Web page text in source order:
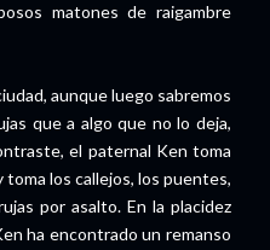
matones de raigambre
aunque luego sabremos
que a algo que no lo deja,
el paternal Ken toma
los callejos, los puentes,
por asalto. En la placidez
ha encontrado un remanso